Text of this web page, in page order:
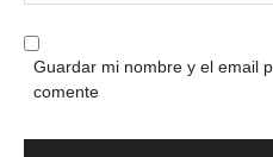
Guardar mi nombre y el email
comente